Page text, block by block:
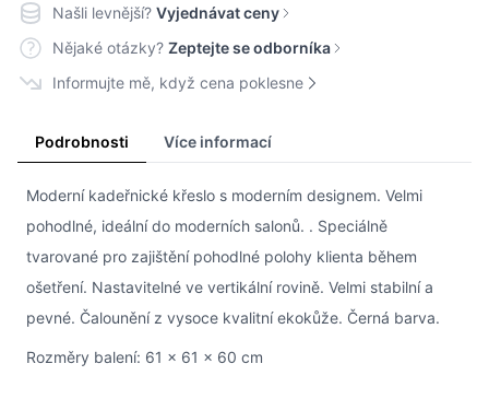
Našli levnější? Vyjednávat ceny
Nějaké otázky? Zeptejte se odborníka
Informujte mě, když cena poklesne
Podrobnosti Více informací
Moderní kadeřnické křeslo s moderním designem. Velmi
pohodlné, ideální do moderních salonů. . Speciálně
tvarované pro zajištění pohodlné polohy klienta během
ošetření. Nastavitelné ve vertikální rovině. Velmi stabilní a
pevné. Čalounění z vysoce kvalitní ekokůže. Černá barva.
Rozměry balení: 61 x 61 x 60 cm